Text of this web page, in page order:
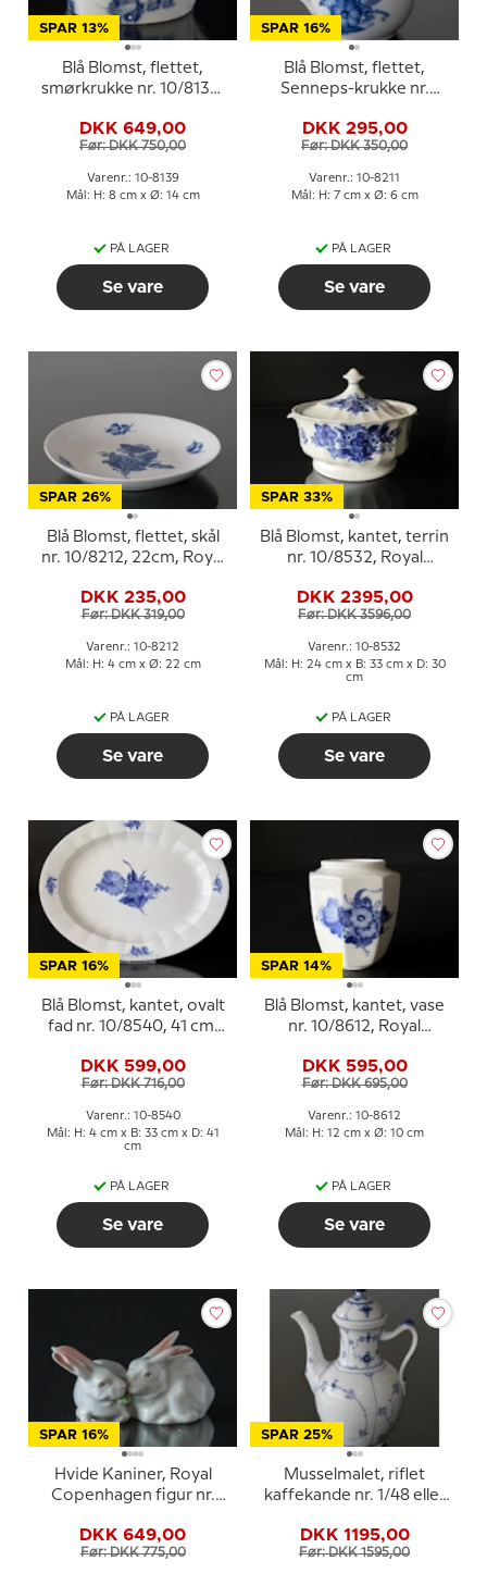
SPAR 13%
Blå Blomst, flettet,
smørkrukke nr. 10/8139,
DKK 649,00
Før: DKK 750,00
Varenr.: 10-8139
Mål: H: 8 cm x Ø: 14 cm
PÅ LAGER
Se vare
SPAR 16%
Blå Blomst, flettet,
Senneps-krukke nr.
Copenhagen
DKK 295,00
Før: DKK 350,00
Varenr.: 10-8211
Mål: H: 7 cm x Ø: 6 cm
PÅ LAGER
Se vare
SPAR 26%
Blå Blomst, flettet, skål
nr. 10/8212, 22cm, Royal
DKK 235,00
Før: DKK 319,00
Varenr.: 10-8212
Mål: H: 4 cm x Ø: 22 cm
PÅ LAGER
Se vare
SPAR 33%
Blå Blomst, kantet, terrin
nr. 10/8532, Royal
DKK 2395,00
Før: DKK 3596,00
Varenr.: 10-8532
Mål: H: 24 cm x B: 33 cm x D: 30
cm
PÅ LAGER
Se vare
SPAR 16%
Blå Blomst, kantet, ovalt
fad nr. 10/8540, 41 cm,
DKK 599,00
Før: DKK 716,00
Varenr.: 10-8540
Mål: H: 4 cm x B: 33 cm x D: 41
cm
PÅ LAGER
Se vare
SPAR 14%
Blå Blomst, kantet, vase
nr. 10/8612, Royal
DKK 595,00
Før: DKK 695,00
Varenr.: 10-8612
Mål: H: 12 cm x Ø: 10 cm
PÅ LAGER
Se vare
SPAR 16%
Hvide Kaniner, Royal
Copenhagen figur nr.
DKK 649,00
Før: DKK 775,00
SPAR 25%
Musselmalet, riflet
kaffekande nr. 1/48 eller
DKK 1195,00
Før: DKK 1595,00